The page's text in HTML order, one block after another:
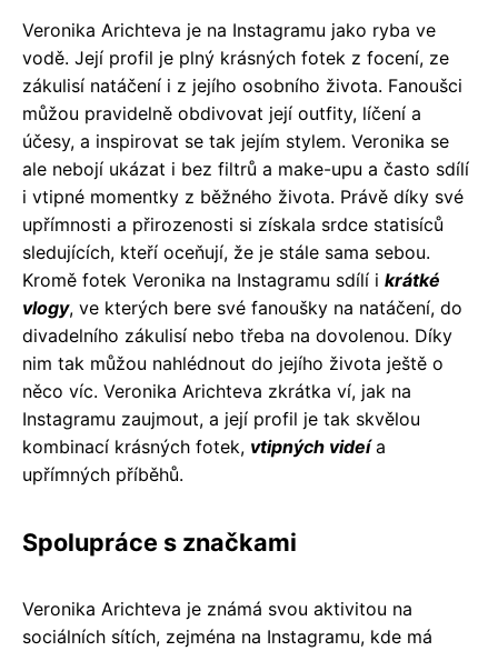
Veronika Arichteva je na Instagramu jako ryba ve
vodě. Její profil je plný krásných fotek z focení, ze
zákulisí natáčení i z jejího osobního života. Fanoušci
můžou pravidelně obdivovat její outfity, líčení a
účesy, a inspirovat se tak jejím stylem. Veronika se
ale nebojí ukázat i bez filtrů a make-upu a často sdílí
i vtipné momentky z běžného života. Právě díky své
upřímnosti a přirozenosti si získala srdce statisíců
sledujících, kteří oceňují, že je stále sama sebou.
Kromě fotek Veronika na Instagramu sdílí i krátké
vlogy, ve kterých bere své fanoušky na natáčení, do
divadelního zákulisí nebo třeba na dovolenou. Díky
nim tak můžou nahlédnout do jejího života ještě o
něco víc. Veronika Arichteva zkrátka ví, jak na
Instagramu zaujmout, a její profil je tak skvělou
kombinací krásných fotek, vtipných videía
upřímných příběhů.
Spolupráce s značkami
Veronika Arichteva je známá svou aktivitou na
sociálních sítích, zejména na Instagramu, kde má